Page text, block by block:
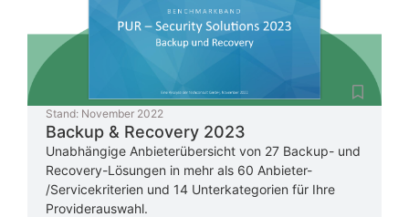
Stand: November 2022
Backup & Recovery 2023
Unabhängige Anbieterübersicht von 27 Backup- und
Recovery-Lösungen in mehr als 60 Anbieter-
/Servicekriterien und 14 Unterkategorien für Ihre
Providerauswahl.